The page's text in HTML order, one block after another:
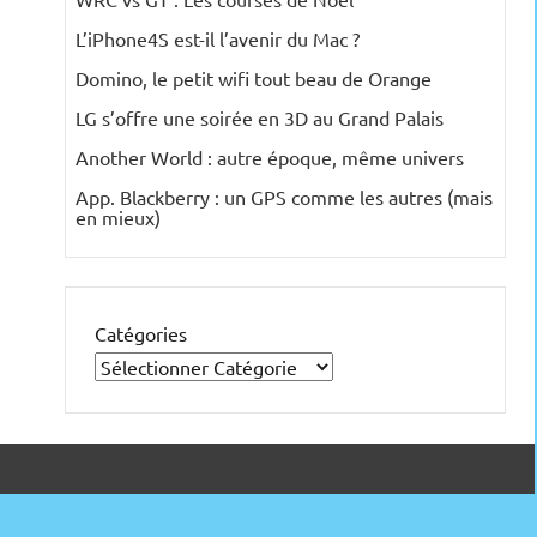
L’iPhone4S est-il l’avenir du Mac ?
Domino, le petit wifi tout beau de Orange
LG s’offre une soirée en 3D au Grand Palais
Another World : autre époque, même univers
App. Blackberry : un GPS comme les autres (mais
en mieux)
Catégories